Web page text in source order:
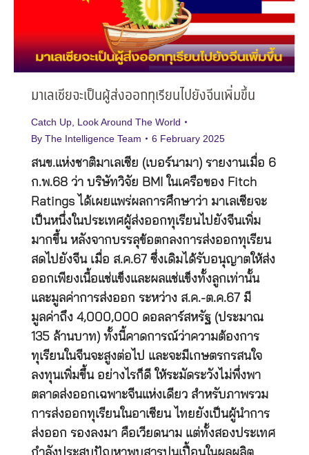
มาเลเซียจะเป็นผู้ส่งออกทุเรียนไปยังจีนเพิ่มขึ้น
Catch Up Look Around The World
By The Intelligence Team 6 February 2025
สนข.แห่งชาติมาเลเซีย (เบอร์นามา) รายงานเมื่อ 6
ก.พ.68 ว่า บริษัทวิจัย BMI ในเครือของ Fitch
Ratings ได้เผยแพร่ผลการศึกษาว่า มาเลเซียจะ
เป็นหนึ่งในประเทศผู้ส่งออกทุเรียนไปยังจีนเพิ่ม
มากขึ้น หลังจากบรรลุข้อตกลงการส่งออกทุเรียน
สดไปยังจีน เมื่อ ส.ค.67 ซึ่งเดิมได้รับอนุญาตให้ส่ง
ออกเพียงเนื้อแช่แข็งและผลแช่แข็งทั้งลูกเท่านั้น
และมูลค่าการส่งออก ระหว่าง ส.ค.-ต.ค.67 มี
มูลค่าถึง 4,000,000 ดอลลาร์สหรัฐ (ประมาณ
135 ล้านบาท) ทั้งนี้คาดการณ์ว่าความต้องการ
ทุเรียนในจีนจะสูงต่อไป และจะมีเกษตรกรสนใจ
ลงทุนเพิ่มขึ้น อย่างไรก็ดี ให้ระมัดระวังไม่พึ่งพา
ตลาดส่งออกเฉพาะจีนแห่งเดียว สำหรับภาพรวม
การส่งออกทุเรียนในอาเซียน ไทยยังเป็นผู้นำการ
ส่งออก รองลงมา คือเวียดนาม แต่ทั้งสองประเทศ